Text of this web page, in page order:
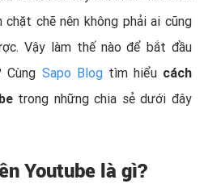
chặt chẽ nên không phải ai cũng
Vậy làm thế nào để bắt đầu
Cùng Sapo Blogtìm hiểu cách
trong những chia sẻ dưới đây
Youtube là gì?